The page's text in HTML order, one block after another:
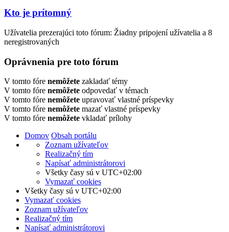
Kto je prítomný
Užívatelia prezerajúci toto fórum: Žiadny pripojení užívatelia a 8
neregistrovaných
Oprávnenia pre toto fórum
V tomto fóre nemôžete zakladať témy
V tomto fóre nemôžete odpovedať v témach
V tomto fóre nemôžete upravovať vlastné príspevky
V tomto fóre nemôžete mazať vlastné príspevky
V tomto fóre nemôžete vkladať prílohy
Domov Obsah portálu
Zoznam užívateľov
Realizačný tím
Napísať administrátorovi
Všetky časy sú v UTC+02:00
Vymazať cookies
Všetky časy sú v UTC+02:00
Vymazať cookies
Zoznam užívateľov
Realizačný tím
Napísať administrátorovi